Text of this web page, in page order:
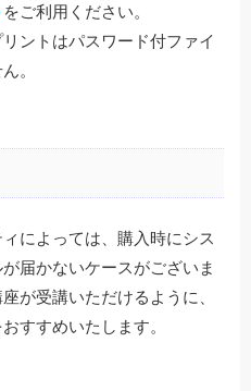
をご利用ください。
ントはパスワード付ファイ
。
によっては、購入時にシス
届かないケースがございま
が受講いただけるように、
すすめいたします。